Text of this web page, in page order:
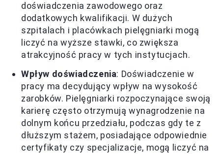
doświadczenia zawodowego oraz
dodatkowych kwalifikacji. W dużych
szpitalach i placówkach pielęgniarki mogą
liczyć na wyższe stawki, co zwiększa
atrakcyjność pracy w tych instytucjach.
Wpływ doświadczenia: Doświadczenie w
pracy ma decydujący wpływ na wysokość
zarobków. Pielęgniarki rozpoczynające swoją
karierę często otrzymują wynagrodzenie na
dolnym końcu przedziału, podczas gdy te z
dłuższym stażem, posiadające odpowiednie
certyfikaty czy specjalizacje, mogą liczyć na